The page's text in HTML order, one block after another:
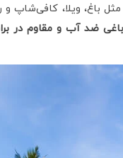
مثل باغ، ویلا،
ضد آب و مقاوم در